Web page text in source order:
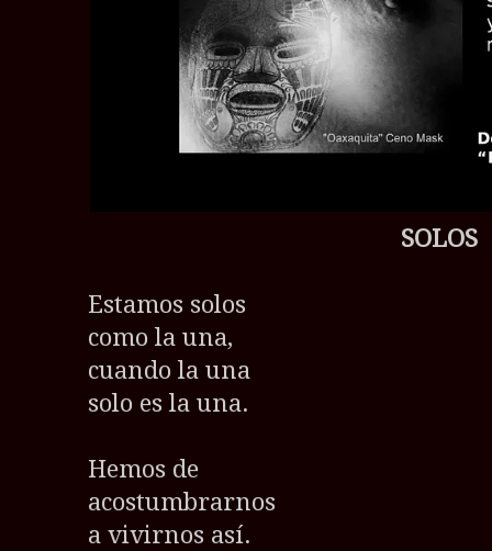
SOLOS
Estamos solos
como la una,
cuando la una
solo es la una.
Hemos de
acostumbrarnos
a vivirnos así.